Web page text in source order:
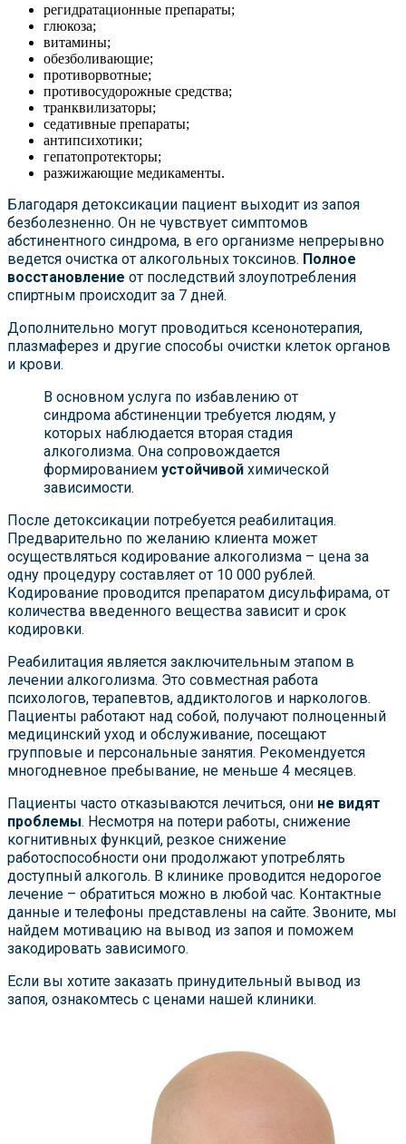
регидратационные препараты;
глюкоза;
витамины;
обезболивающие;
противорвотные;
противосудорожные средства;
транквилизаторы;
седативные препараты;
антипсихотики;
гепатопротекторы;
разжижающие медикаменты.
Благодаря детоксикации пациент выходит из запоя
безболезненно. Он не чувствует симптомов
абстинентного синдрома, в его организме непрерывно
ведется очистка от алкогольных токсинов. Полное
восстановление от последствий злоупотребления
спиртным происходит за 7 дней.
Дополнительно могут проводиться ксенонотерапия,
плазмаферез и другие способы очистки клеток органов
и крови.
В основном услуга по избавлению от
синдрома абстиненции требуется людям, у
которых наблюдается вторая стадия
алкоголизма. Она сопровождается
формированием устойчивой химической
зависимости.
После детоксикации потребуется реабилитация.
Предварительно по желанию клиента может
осуществляться кодирование алкоголизма – цена за
одну процедуру составляет от 10 000 рублей.
Кодирование проводится препаратом дисульфирама, от
количества введенного вещества зависит и срок
кодировки.
Реабилитация является заключительным этапом в
лечении алкоголизма. Это совместная работа
психологов, терапевтов, аддиктологов и наркологов.
Пациенты работают над собой, получают полноценный
медицинский уход и обслуживание, посещают
групповые и персональные занятия. Рекомендуется
многодневное пребывание, не меньше 4 месяцев.
Пациенты часто отказываются лечиться, они не видят
проблемы. Несмотря на потери работы, снижение
когнитивных функций, резкое снижение
работоспособности они продолжают употреблять
доступный алкоголь. В клинике проводится недорогое
лечение – обратиться можно в любой час. Контактные
данные и телефоны представлены на сайте. Звоните, мы
найдем мотивацию на вывод из запоя и поможем
закодировать зависимого.
Если вы хотите заказать принудительный вывод из
запоя, ознакомтесь с ценами нашей клиники.